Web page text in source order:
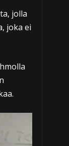
jolla
joka ei